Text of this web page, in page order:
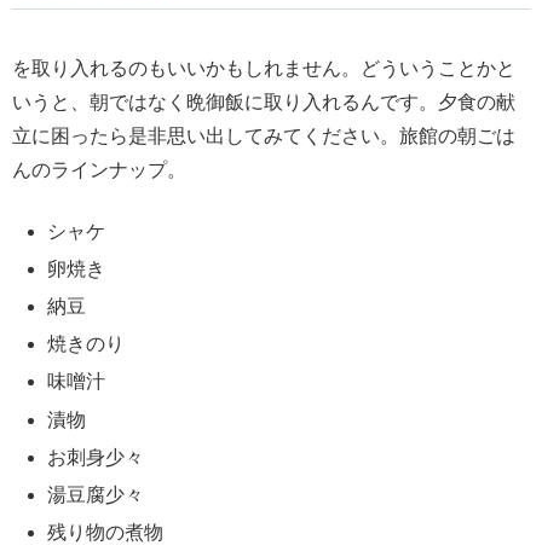
を取り入れるのもいいかもしれません。どういうことかと
いうと、朝ではなく晩御飯に取り入れるんです。夕食の献
立に困ったら是非思い出してみてください。旅館の朝ごは
んのラインナップ。
シャケ
卵焼き
納豆
焼きのり
味噌汁
漬物
お刺身少々
湯豆腐少々
残り物の煮物